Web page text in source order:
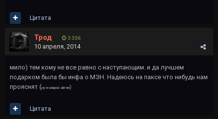
Цитата
Трод 3 336
10 апреля, 2014
мило) тем кому не все равно с наступающим. и да лучшем
подарком была бы инфа о МЭН. Надеюсь на паксе что нибудь нам
прояснят (ну и новую ай пи)
Цитата